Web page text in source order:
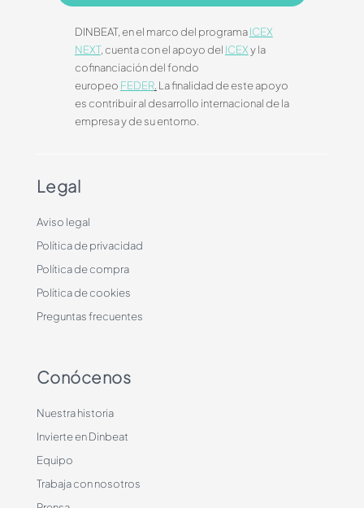
DINBEAT, en el marco del programaICEX
NEXT, cuenta con el apoyo del ICEXy la
cofinanciación del fondo
europeo FEDER. La finalidad de este apoyo
es contribuir al desarrollo internacional de la
empresa y de su entorno.
Legal
Aviso legal
Política de privacidad
Política de compra
Política de cookies
Preguntas frecuentes
Conócenos
Nuestra historia
Invierte en Dinbeat
Equipo
Trabaja con nosotros